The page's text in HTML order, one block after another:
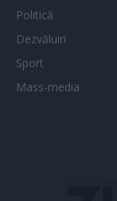
Politică
Dezvăluiri
Sport
Mass-media